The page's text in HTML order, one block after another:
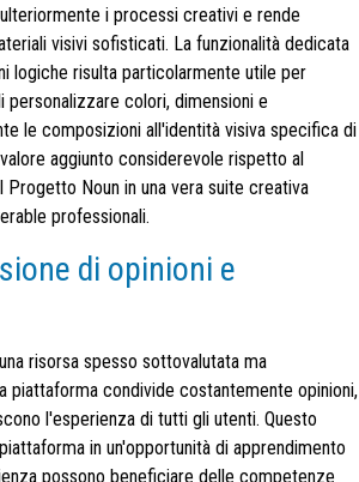
i processi creativi e rende
visivi sofisticati. La funzionalità dedicata
logiche risulta particolarmente utile per
colori, dimensioni e
le composizioni all'identità visiva specifica di
aggiunto considerevole rispetto al
Noun in una vera suite creativa
professionali.
di opinioni e
risorsa spesso sottovalutata ma
piattaforma condivide costantemente opinioni,
l'esperienza di tutti gli utenti. Questo
in un'opportunità di apprendimento
possono beneficiare delle competenze